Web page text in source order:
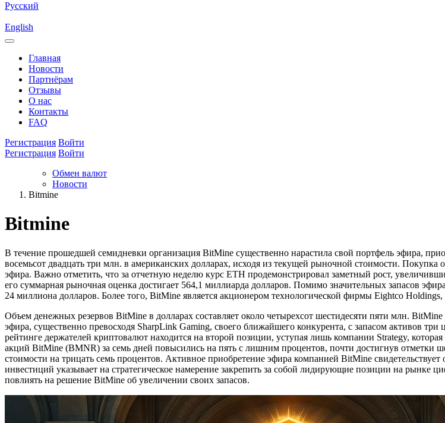
Русский
English
Главная
Новости
Партнёрам
Отзывы
О нас
Контакты
FAQ
Регистрация Войти
Регистрация Войти
Обмен валют
Новости
Bitmine
Bitmine
В течение прошедшей семидневки организация BitMine существенно нарастила свой портфель эфира,
восемьсот двадцать три млн. в американских долларах, исходя из текущей рыночной стоимости.
эфира. Важно отметить, что за отчетную неделю курс ETH продемонстрировал заметный рост,
его суммарная рыночная оценка достигает 564,1 миллиарда долларов. Помимо значительных запасов
24 миллиона долларов. Более того, BitMine является акционером технологической фирмы Eightco
Объем денежных резервов BitMine в долларах составляет около четырехсот шестидесяти пяти млн.
эфира, существенно превосходя SharpLink Gaming, своего ближайшего конкурента, с запасом активов
рейтинге держателей криптовалют находится на второй позиции, уступая лишь компании Strategy,
акций BitMine (BMNR) за семь дней повысились на пять с лишним процентов, почти достигнув отметки
стоимости на трицать семь процентов. Активное приобретение эфира компанией BitMine
инвестиций указывает на стратегическое намерение закрепить за собой лидирующие позиции на
повлиять на решение BitMine об увеличении своих запасов.